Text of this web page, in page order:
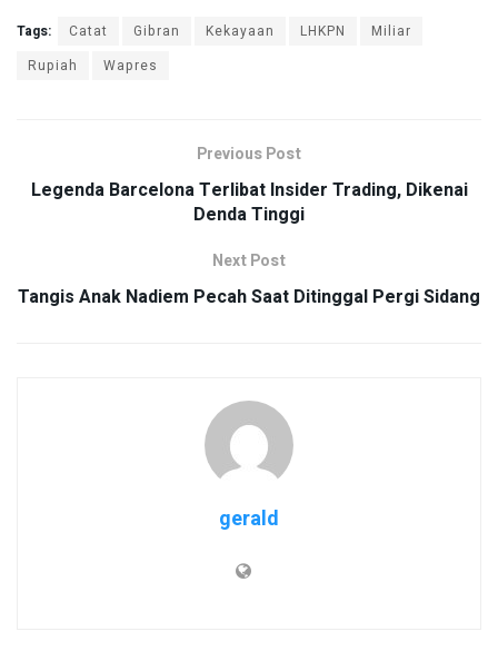
Tags: Catat Gibran Kekayaan LHKPN
Miliar
Rupiah
Wapres
Previous Post
Legenda Barcelona Terlibat Insider Trading, Dikenai
Denda Tinggi
Next Post
Tangis Anak Nadiem Pecah Saat Ditinggal Pergi Sidang
gerald